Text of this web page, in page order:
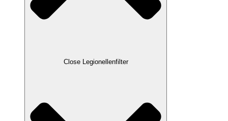
Close Legionellenfilter